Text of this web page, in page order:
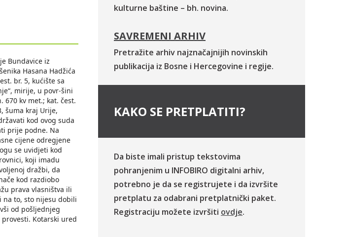
Bundavice iz
Hasana Hadžića
br. 5, kućište sa
mirije, u povr-šini
670 kv met.; kat. čest.
šuma kraj Urije,
kod ovog suda
prije podne. Na
cijene odregjene
se uvidjeti kod
koji imadu
dražbi, da
kod razdiobo
prava vlasništva ili
na to, sto nijesu dobili
od pošljednjeg
Kotarski ured
kulturne baštine – bh. novina.
SAVREMENI ARHIV
Pretražite arhiv najznačajnijih novinskih
publikacija iz Bosne i Hercegovine i regije.
KAKO SE PRETPLATITI?
Da biste imali pristup tekstovima
pohranjenim u INFOBIRO digitalni arhiv,
potrebno je da se registrujete i da izvršite
pretplatu za odabrani pretplatnički paket.
Registraciju možete izvršiti ovdje.